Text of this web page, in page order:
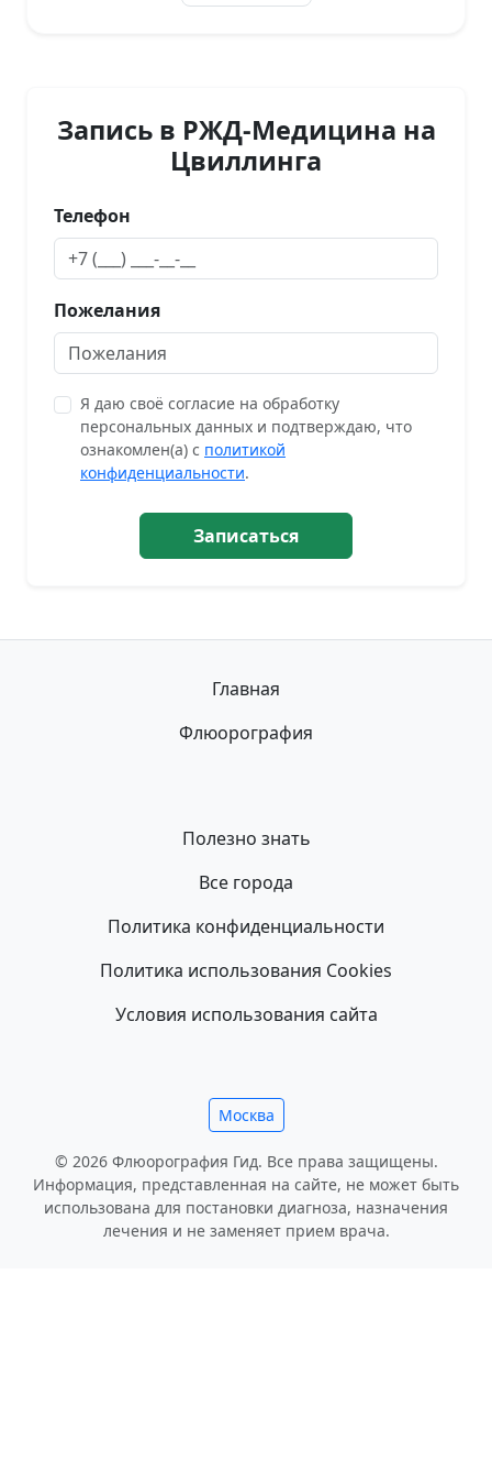
Запись в РЖД-Медицина на
Цвиллинга
Телефон
Пожелания
Я даю своё согласие на обработку
персональных данных и подтверждаю, что
ознакомлен(а) с политикой
конфиденциальности.
Записаться
Главная
Флюорография
Полезно знать
Все города
Политика конфиденциальности
Политика использования Cookies
Условия использования сайта
Москва
© 2026 Флюорография Гид. Все права защищены.
Информация, представленная на сайте, не может быть
использована для постановки диагноза, назначения
лечения и не заменяет прием врача.